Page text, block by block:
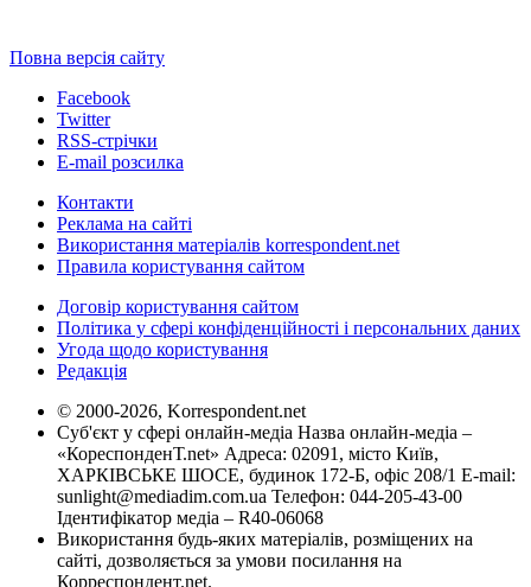
Повна версія сайту
Facebook
Twitter
RSS-стрічки
E-mail розсилка
Контакти
Реклама на сайті
Використання матеріалів korrespondent.net
Правила користування сайтом
Договір користування сайтом
Політика у сфері конфіденційності і персональних даних
Угода щодо користування
Редакція
© 2000-2026, Korrespondent.net
Суб'єкт у сфері онлайн-медіа Назва онлайн-медіа –
«КореспонденТ.net» Адреса: 02091, місто Київ,
ХАРКІВСЬКЕ ШОСЕ, будинок 172-Б, офіс 208/1 E-mail:
sunlight@mediadim.com.ua Телефон: 044-205-43-00
Ідентифікатор медіа – R40-06068
Використання будь-яких матеріалів, розміщених на
сайті, дозволяється за умови посилання на
Корреспондент.net.